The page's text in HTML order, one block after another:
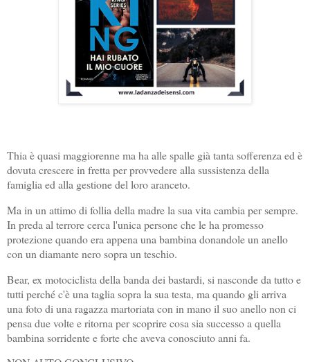
Thia è quasi maggiorenne ma ha alle spalle già tanta sofferenza ed è
dovuta crescere in fretta per provvedere alla sussistenza della
famiglia ed alla gestione del loro aranceto.
Ma in un attimo di follia della madre la sua vita cambia per sempre.
In preda al terrore cerca l'unica persone che le ha promesso
protezione quando era appena una bambina donandole un anello
con un diamante nero sopra un teschio.
Bear, ex motociclista della banda dei bastardi, si nasconde da tutto e
tutti perché c'è una taglia sopra la sua testa, ma quando gli arriva
una foto di una ragazza martoriata con in mano il suo anello non ci
pensa due volte e ritorna per scoprire cosa sia successo a quella
bambina sorridente e forte che aveva conosciuto anni fa.